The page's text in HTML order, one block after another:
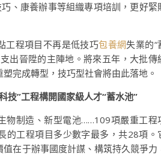
、康養辦事等組織專項培訓，更好緊
工程項目不再是低技巧包養網失業的“
出晉陞的主陣地。將來五年，大批傳
完成轉型，技巧型社會將由此落地。
技”工程構開國家級人才“蓄水池”
物制造、新型電池……109項嚴重工程
的工程項目多少數字最多，共28項。
在于辦事國度計謀、構筑持久競爭力